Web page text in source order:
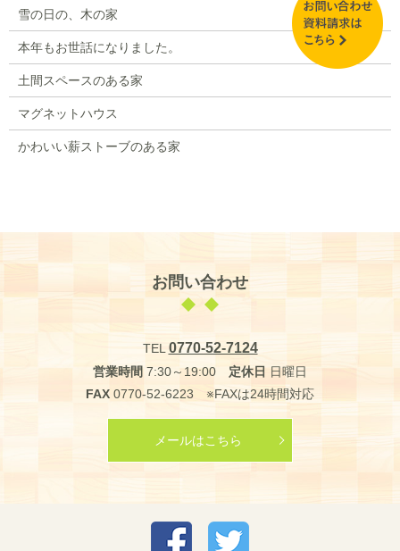
雪の日の、木の家
本年もお世話になりました。
土間スペースのある家
マグネットハウス
かわいい薪ストーブのある家
お問い合わせ
TEL0770-52-7124
営業時間 7:30～19:00 定休日 日曜日
FAX 0770-52-6223 ※FAXは24時間対応
メールはこちら